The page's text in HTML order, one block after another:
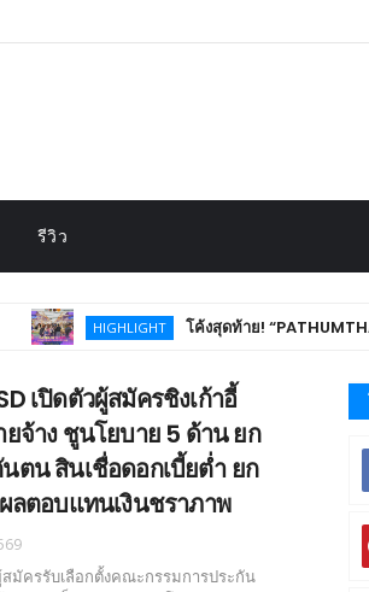
รีวิว
HIGHLIGHT โค้งสุดท้าย! “PATHUMTHANI
เปิดตัวผู้สมัครชิงเก้าอี้
จ้าง ชูนโยบาย 5 ด้าน ยก
น สินเชื่อดอกเบี้ยต่ำ ยก
ลตอบแทนเงินชราภาพ
มัครรับเลือกตั้งคณะกรรมการประกัน